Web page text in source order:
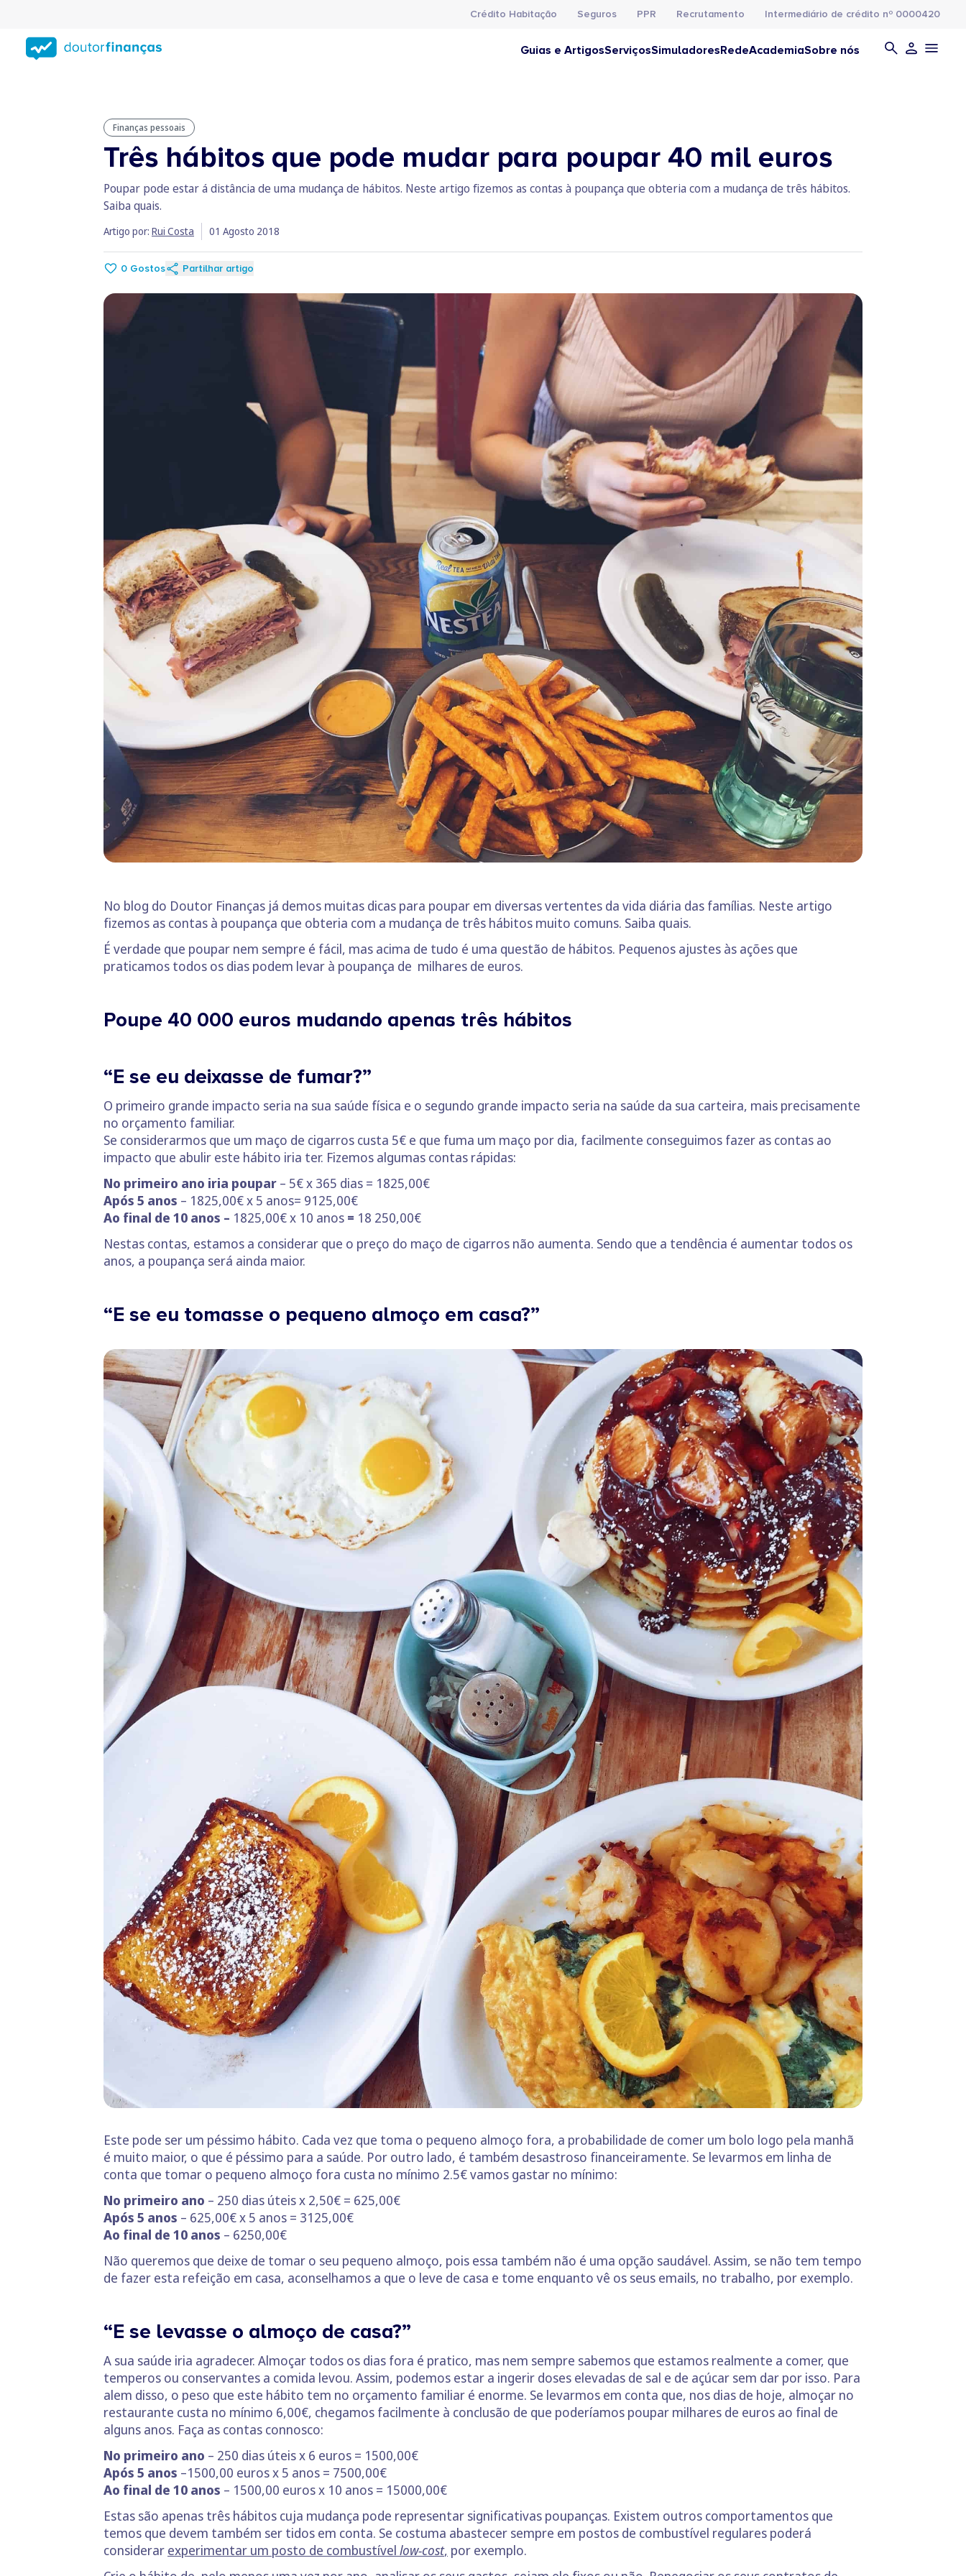
conteúdo
principal
Crédito Habitação Seguros PPR Recrutamento Intermediário de crédito nº 0000420
Guias e ArtigosServiçosSimuladoresRedeAcademiaSobre nós
Finanças pessoais
Três hábitos que pode mudar para poupar 40 mil euros
Poupar pode estar á distância de uma mudança de hábitos. Neste artigo fizemos as contas à poupança que obteria com a mudança de três hábitos.
Saiba quais.
Artigo por: Rui Costa 01 Agosto 2018
0 Gostos Partilhar artigo
No blog do Doutor Finanças já demos muitas dicas para poupar em diversas vertentes da vida diária das famílias. Neste artigo
fizemos as contas à poupança que obteria com a mudança de três hábitos muito comuns. Saiba quais.
É verdade que poupar nem sempre é fácil, mas acima de tudo é uma questão de hábitos. Pequenos ajustes às ações que
praticamos todos os dias podem levar à poupança de milhares de euros.
Poupe 40 000 euros mudando apenas três hábitos
“E se eu deixasse de fumar?”
O primeiro grande impacto seria na sua saúde física e o segundo grande impacto seria na saúde da sua carteira, mais precisamente
no orçamento familiar.
Se considerarmos que um maço de cigarros custa 5€ e que fuma um maço por dia, facilmente conseguimos fazer as contas ao
impacto que abulir este hábito iria ter. Fizemos algumas contas rápidas:
No primeiro ano iria poupar – 5€ x 365 dias = 1825,00€
Após 5 anos – 1825,00€ x 5 anos= 9125,00€
Ao final de 10 anos – 1825,00€ x 10 anos = 18 250,00€
Nestas contas, estamos a considerar que o preço do maço de cigarros não aumenta. Sendo que a tendência é aumentar todos os
anos, a poupança será ainda maior.
“E se eu tomasse o pequeno almoço em casa?”
Este pode ser um péssimo hábito. Cada vez que toma o pequeno almoço fora, a probabilidade de comer um bolo logo pela manhã
é muito maior, o que é péssimo para a saúde. Por outro lado, é também desastroso financeiramente. Se levarmos em linha de
conta que tomar o pequeno almoço fora custa no mínimo 2.5€ vamos gastar no mínimo:
No primeiro ano – 250 dias úteis x 2,50€ = 625,00€
Após 5 anos – 625,00€ x 5 anos = 3125,00€
Ao final de 10 anos – 6250,00€
Não queremos que deixe de tomar o seu pequeno almoço, pois essa também não é uma opção saudável. Assim, se não tem tempo
de fazer esta refeição em casa, aconselhamos a que o leve de casa e tome enquanto vê os seus emails, no trabalho, por exemplo.
“E se levasse o almoço de casa?”
A sua saúde iria agradecer. Almoçar todos os dias fora é pratico, mas nem sempre sabemos que estamos realmente a comer, que
temperos ou conservantes a comida levou. Assim, podemos estar a ingerir doses elevadas de sal e de açúcar sem dar por isso. Para
alem disso, o peso que este hábito tem no orçamento familiar é enorme. Se levarmos em conta que, nos dias de hoje, almoçar no
restaurante custa no mínimo 6,00€, chegamos facilmente à conclusão de que poderíamos poupar milhares de euros ao final de
alguns anos. Faça as contas connosco:
No primeiro ano – 250 dias úteis x 6 euros = 1500,00€
Após 5 anos –1500,00 euros x 5 anos = 7500,00€
Ao final de 10 anos – 1500,00 euros x 10 anos = 15000,00€
Estas são apenas três hábitos cuja mudança pode representar significativas poupanças. Existem outros comportamentos que
temos que devem também ser tidos em conta. Se costuma abastecer sempre em postos de combustível regulares poderá
considerar experimentar um posto de combustível low-cost, por exemplo.